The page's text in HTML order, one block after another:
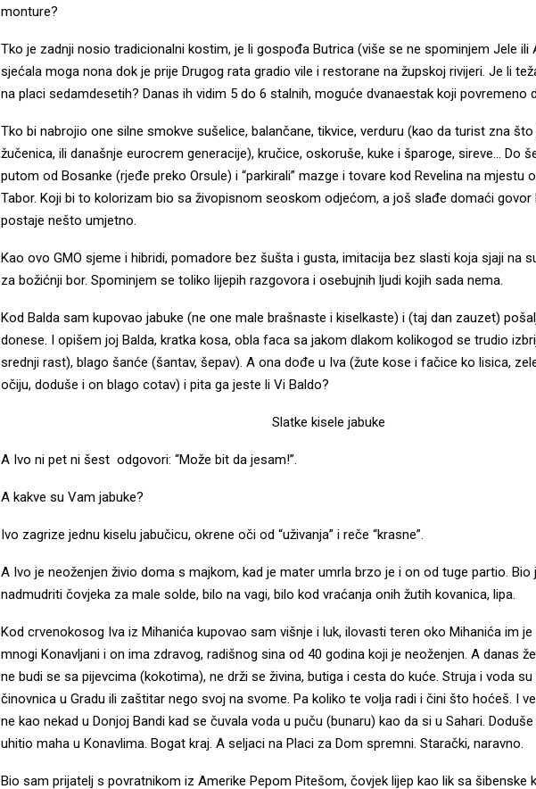
monture?
Tko je zadnji nosio tradicionalni kostim, je li gospođa Butrica (više se ne spominjem Jele ili
sjećala moga nona dok je prije Drugog rata gradio vile i restorane na župskoj rivijeri. Je li
na placi sedamdesetih? Danas ih vidim 5 do 6 stalnih, moguće dvanaestak koji povremeno
Tko bi nabrojio one silne smokve sušelice, balančane, tikvice, verduru (kao da turist zna
žučenica, ili današnje eurocrem generacije), kručice, oskoruše, kuke i šparoge, sireve… Do
putom od Bosanke (rjeđe preko Orsule) i “parkirali” mazge i tovare kod Revelina na mjestu
Tabor. Koji bi to kolorizam bio sa živopisnom seoskom odjećom, a još slađe domaći govor
postaje nešto umjetno.
Kao ovo GMO sjeme i hibridi, pomadore bez šušta i gusta, imitacija bez slasti koja sjaji na
za božićnji bor. Spominjem se toliko lijepih razgovora i osebujnih ljudi kojih sada nema.
Kod Balda sam kupovao jabuke (ne one male brašnaste i kiselkaste) i (taj dan zauzet)
donese. I opišem joj Balda, kratka kosa, obla faca sa jakom dlakom kolikogod se trudio
srednji rast), blago šanće (šantav, šepav). A ona dođe u Iva (žute kose i fačice ko lisica,
očiju, doduše i on blago cotav) i pita ga jeste li Vi Baldo?
Slatke kisele jabuke
A Ivo ni pet ni šest odgovori: “Može bit da jesam!”.
A kakve su Vam jabuke?
Ivo zagrize jednu kiselu jabučicu, okrene oči od “uživanja” i reče “krasne”.
A Ivo je neoženjen živio doma s majkom, kad je mater umrla brzo je i on od tuge partio. Bio
nadmudriti čovjeka za male solde, bilo na vagi, bilo kod vraćanja onih žutih kovanica, lipa.
Kod crvenokosog Iva iz Mihanića kupovao sam višnje i luk, ilovasti teren oko Mihanića im
mnogi Konavljani i on ima zdravog, radišnog sina od 40 godina koji je neoženjen. A danas
ne budi se sa pijevcima (kokotima), ne drži se živina, butiga i cesta do kuće. Struja i voda
činovnica u Gradu ili zaštitar nego svoj na svome. Pa koliko te volja radi i čini što hoćeš. I
ne kao nekad u Donjoj Bandi kad se čuvala voda u puču (bunaru) kao da si u Sahari.
uhitio maha u Konavlima. Bogat kraj. A seljaci na Placi za Dom spremni. Starački, naravno.
Bio sam prijatelj s povratnikom iz Amerike Pepom Pitešom, čovjek lijep kao lik sa šibenske